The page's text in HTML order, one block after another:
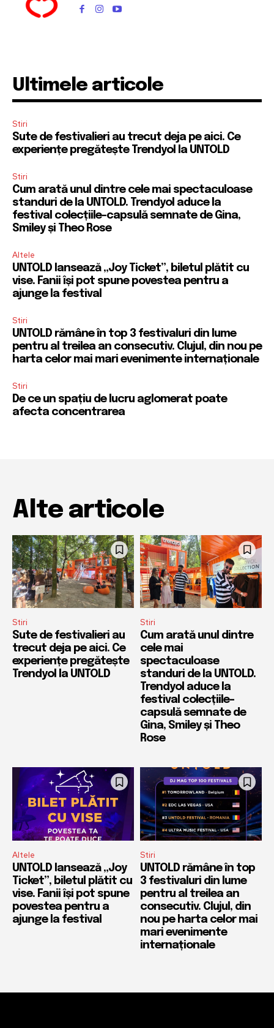
Ultimele articole
Stiri
Sute de festivalieri au trecut deja pe aici. Ce
experiențe pregătește Trendyol la UNTOLD
Stiri
Cum arată unul dintre cele mai spectaculoase
standuri de la UNTOLD. Trendyol aduce la
festival colecțiile-capsulă semnate de Gina,
Smiley și Theo Rose
Altele
UNTOLD lansează „Joy Ticket”, biletul plătit cu
vise. Fanii își pot spune povestea pentru a
ajunge la festival
Stiri
UNTOLD rămâne în top 3 festivaluri din lume
pentru al treilea an consecutiv. Clujul, din nou pe
harta celor mai mari evenimente internaționale
Stiri
De ce un spațiu de lucru aglomerat poate
afecta concentrarea
Alte articole
Stiri
Sute de festivalieri au
trecut deja pe aici. Ce
experiențe pregătește
Trendyol la UNTOLD
Stiri
Cum arată unul dintre
cele mai
spectaculoase
standuri de la UNTOLD.
Trendyol aduce la
festival colecțiile-
capsulă semnate de
Gina, Smiley și Theo
Rose
Altele
UNTOLD lansează „Joy
Ticket”, biletul plătit cu
vise. Fanii își pot spune
povestea pentru a
ajunge la festival
Stiri
UNTOLD rămâne în top
3 festivaluri din lume
pentru al treilea an
consecutiv. Clujul, din
nou pe harta celor mai
mari evenimente
internaționale